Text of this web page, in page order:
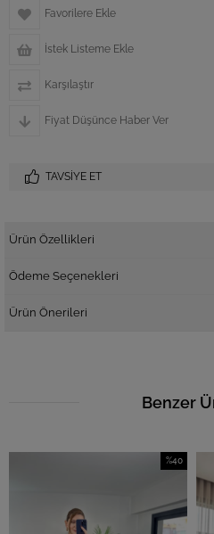
Favorilere Ekle
İstek Listeme Ekle
Karşılaştır
Fiyat Düşünce Haber Ver
TAVSIYE ET
Ürün Özellikleri
Ödeme Seçenekleri
Ürün Önerileri
Benzer